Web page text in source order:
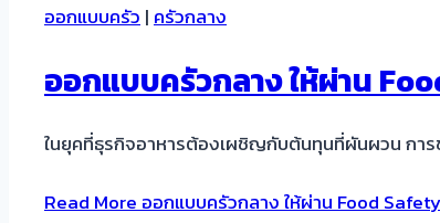
ออกแบบครัว | ครัวกลาง
ออกแบบครัวกลาง ให้ผ่าน
ในยุคที่ธุรกิจอาหารต้องเผชิญกับต้นทุนที่ผันผวน กา
Read More ออกแบบครัวกลาง ให้ผ่าน Food